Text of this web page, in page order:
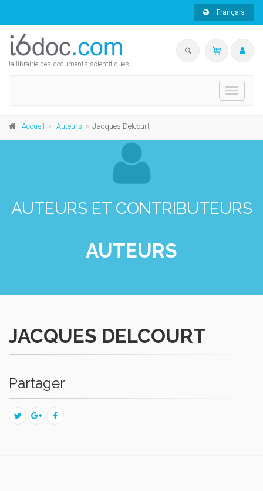
Français
la librairie des documents scientifiques
Toggle
Accueil Auteurs Jacques Delcourt
AUTEURS ET CONTRIBUTEURS
AUTEURS
JACQUES DELCOURT
Partager